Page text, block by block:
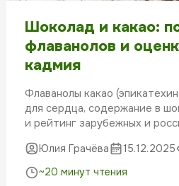
Шоколад и какао:
флаванолов и
кадмия
Флаванолы какао
для сердца, содержание в
и рейтинг зарубежных и
Юлия Грачёва 15.12.2025
~20 минут чтения